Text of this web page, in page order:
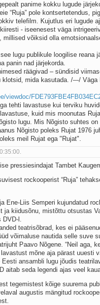
panime kokku lugude
“Ruja” pole kontsertetendus,
telefilm. Kujutlus eri lugude
- iseenesest väga
millised võiksid olla
lugu publikule loogilise reana
panin nad järjekorda.
räägivad – sündisid
klotsid, mida kasutada. /---/
viewdoc/
tehti lavastuse kui terviku
kuid mis moonutas
lugu. Mis Nõgisto suhtes
Nõgisto poleks Rujat 1976
meil Rujat ega "Rujat".
pressiesindajat Tambet
rockooperist “Ruja”
Ene-Liis Semperi kujundatud
ja kiidusõnu, mistõttu otsustas
DVD-l.
teatrisõbrad, kes ei
võimaluse nautida selle suve
Paavo Nõgene. “Neil aga,
mõne aja pärast uuesti
ansambli lugu jõudis
aitab seda legendi ajas veel
tegemistest kõige suurema
augustis mängitud